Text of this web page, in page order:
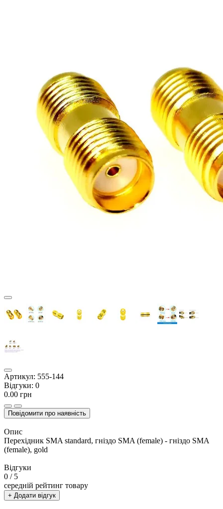
Артикул: 555-144
Відгуки: 0
0.00 грн
Повідомити про наявність
Опис
Перехідник SMA standard, гніздо SMA (female) - гніздо SMA
(female), gold
Відгуки
0 / 5
середній рейтинг товару
+ Додати відгук